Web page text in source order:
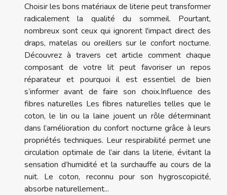
Choisir les bons matériaux de literie peut transformer
radicalement la qualité du sommeil. Pourtant,
nombreux sont ceux qui ignorent l'impact direct des
draps, matelas ou oreillers sur le confort nocturne.
Découvrez à travers cet article comment chaque
composant de votre lit peut favoriser un repos
réparateur et pourquoi il est essentiel de bien
s’informer avant de faire son choix.Influence des
fibres naturelles Les fibres naturelles telles que le
coton, le lin ou la laine jouent un rôle déterminant
dans l’amélioration du confort nocturne grâce à leurs
propriétés techniques. Leur respirabilité permet une
circulation optimale de l’air dans la literie, évitant la
sensation d’humidité et la surchauffe au cours de la
nuit. Le coton, reconnu pour son hygroscopicité,
absorbe naturellement...